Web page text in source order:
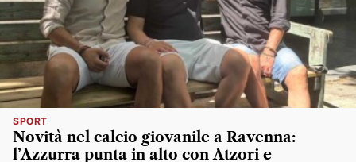
SPORT
Novità nel calcio giovanile a Ravenna:
l’Azzurra punta in alto con Atzori e